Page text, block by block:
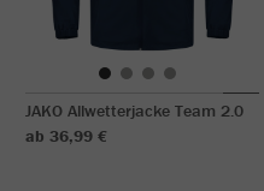
JAKO Allwetterjacke Team 2.0
ab 36,99 €